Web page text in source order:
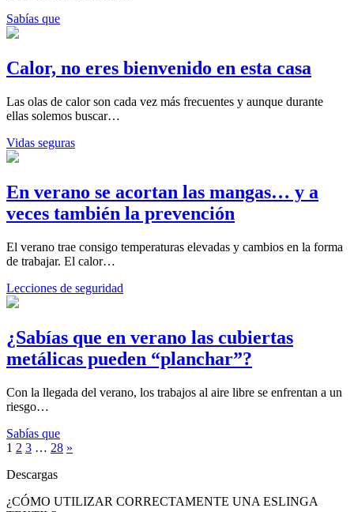
Sabías que
Calor, no eres bienvenido en esta casa
Las olas de calor son cada vez más frecuentes y aunque durante
ellas solemos buscar…
Vidas seguras
En verano se acortan las mangas… y a
veces también la prevención
El verano trae consigo temperaturas elevadas y cambios en la forma
de trabajar. El calor…
Lecciones de seguridad
¿Sabías que en verano las cubiertas
metálicas pueden “planchar”?
Con la llegada del verano, los trabajos al aire libre se enfrentan a un
riesgo…
Sabías que
1 2 3 … 28 »
Descargas
¿CÓMO UTILIZAR CORRECTAMENTE UNA ESLINGA